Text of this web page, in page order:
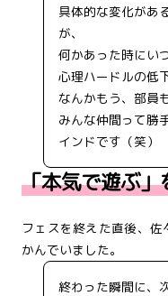
具体的な変化があ
が、
何かあった時にい
心理ハードルの低
なんかもう、部員
みんな仲間って勝
インドです（笑）
「本気で遊ぶ
フェスを終えた直後、
かんでいました。
終わった瞬間に、